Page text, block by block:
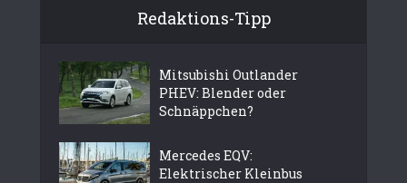
Redaktions-Tipp
Mitsubishi Outlander
PHEV: Blender oder
Schnäppchen?
Mercedes EQV:
Elektrischer Kleinbus